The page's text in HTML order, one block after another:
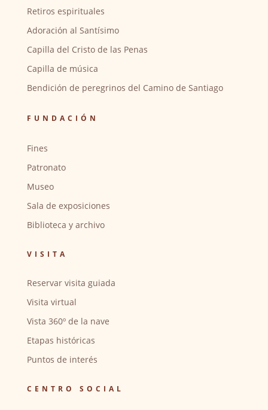
Retiros espirituales
Adoración al Santísimo
Capilla del Cristo de las Penas
Capilla de música
Bendición de peregrinos del Camino de Santiago
FUNDACIÓN
Fines
Patronato
Museo
Sala de exposiciones
Biblioteca y archivo
VISITA
Reservar visita guiada
Visita virtual
Vista 360º de la nave
Etapas históricas
Puntos de interés
CENTRO SOCIAL